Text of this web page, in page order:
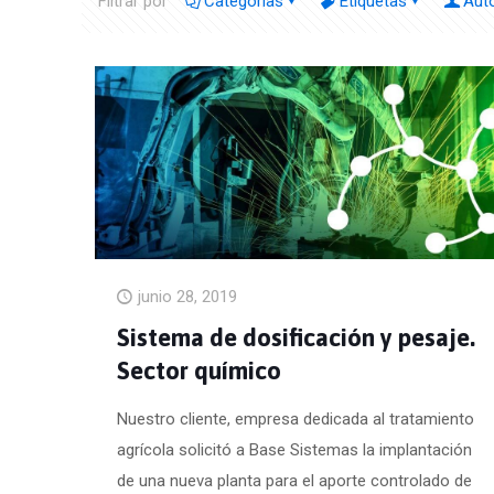
junio 28, 2019
Sistema de dosificación y pesaje.
Sector químico
Nuestro cliente, empresa dedicada al tratamiento
agrícola solicitó a Base Sistemas la implantación
de una nueva planta para el aporte controlado de